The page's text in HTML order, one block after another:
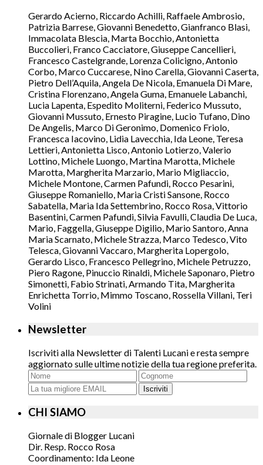
Gerardo Acierno, Riccardo Achilli, Raffaele Ambrosio,
Patrizia Barrese, Giovanni Benedetto, Gianfranco Blasi,
Immacolata Blescia, Marta Bocchio, Antonietta
Buccolieri, Franco Cacciatore, Giuseppe Cancellieri,
Francesco Castelgrande, Lorenza Colicigno, Antonio
Corbo, Marco Cuccarese, Nino Carella, Giovanni Caserta,
Pietro Dell’Aquila, Angela De Nicola, Emanuela Di Mare,
Cristina Florenzano, Angela Guma, Emanuele Labanchi,
Lucia Lapenta, Espedito Moliterni, Federico Mussuto,
Giovanni Mussuto, Ernesto Piragine, Lucio Tufano, Dino
De Angelis, Marco Di Geronimo, Domenico Friolo,
Francesca Iacovino, Lidia Lavecchia, Ida Leone, Teresa
Lettieri, Antonietta Lisco, Antonio Lotierzo, Valerio
Lottino, Michele Luongo, Martina Marotta, Michele
Marotta, Margherita Marzario, Mario Migliaccio,
Michele Montone, Carmen Pafundi, Rocco Pesarini,
Giuseppe Romaniello, Maria Cristi Sansone, Rocco
Sabatella, Maria Ida Settembrino, Rocco Rosa, Vittorio
Basentini, Carmen Pafundi, Silvia Favulli, Claudia De Luca,
Mario, Faggella, Giuseppe Digilio, Mario Santoro, Anna
Maria Scarnato, Michele Strazza, Marco Tedesco, Vito
Telesca, Giovanni Vaccaro, Margherita Lopergolo,
Gerardo Lisco, Francesco Pellegrino, Michele Petruzzo,
Piero Ragone, Pinuccio Rinaldi, Michele Saponaro, Pietro
Simonetti, Fabio Strinati, Armando Tita, Margherita
Enrichetta Torrio, Mimmo Toscano, Rossella Villani, Teri
Volini
Newsletter
Iscriviti alla Newsletter di Talenti Lucani e resta sempre
aggiornato sulle ultime notizie della tua regione preferita.
Iscriviti
CHI SIAMO
Giornale di Blogger Lucani
Dir. Resp. Rocco Rosa
Coordinamento: Ida Leone